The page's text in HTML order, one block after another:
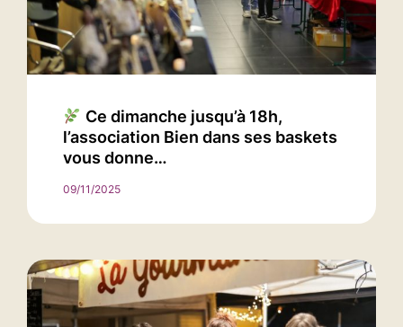
Ce dimanche jusqu’à 18h,
l’association Bien dans ses baskets
vous donne…
09/11/2025